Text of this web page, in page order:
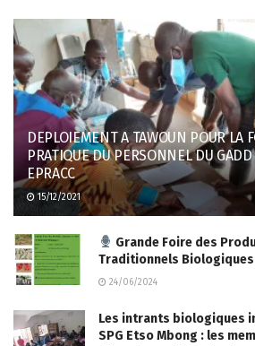
DEPLOIEMENT A TAWOUN POUR LA
PRATIQUE DU PERSONNEL DU GADD
EPRACC
15/12/2021
Grande Foire des
Traditionnels Biologiques
24/06/2024
Les intrants biologiques
SPG Etso Mbong : les